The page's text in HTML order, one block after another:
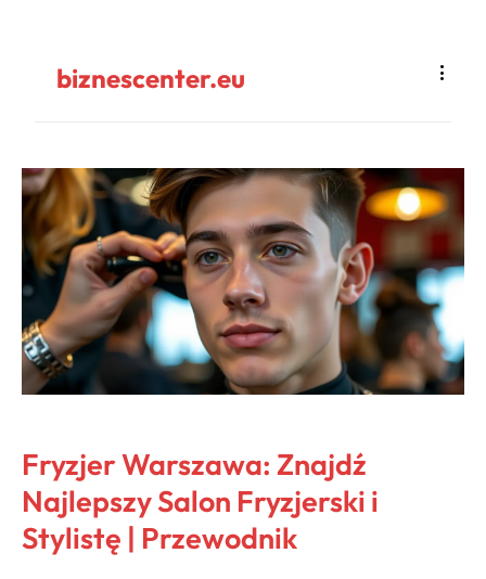
biznescenter.eu
Fryzjer Warszawa: Znajdź
Najlepszy Salon Fryzjerski i
Stylistę | Przewodnik